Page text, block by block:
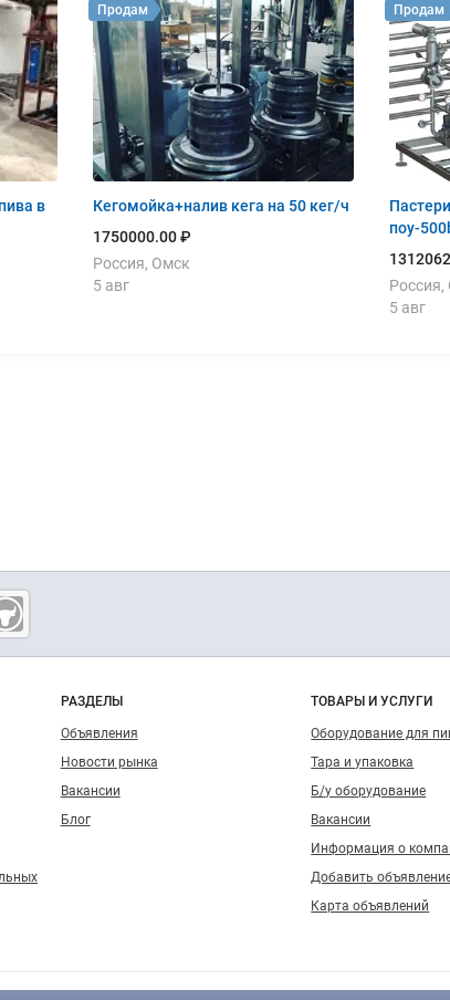
в
Кегомойка+налив кега на 50 кег/ч
1750000.00 ₽
Россия, Омск
5 авг
Продам
поу-
Россия,
5 авг
Продам
РАЗДЕЛЫ
Объявления
Новости рынка
Вакансии
Блог
ТОВАРЫ И УСЛУГИ
Оборудование для
Тара и упаковка
Б/у оборудование
Вакансии
Информация о
Добавить
Карта объявлений